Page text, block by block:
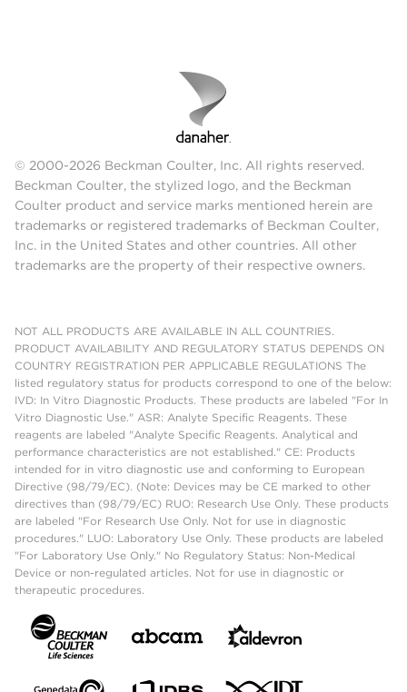
© 2000-2026 Beckman Coulter, Inc. All rights reserved.
Beckman Coulter, the stylized logo, and the Beckman
Coulter product and service marks mentioned herein are
trademarks or registered trademarks of Beckman Coulter,
Inc. in the United States and other countries. All other
trademarks are the property of their respective owners.
NOT ALL PRODUCTS ARE AVAILABLE IN ALL COUNTRIES.
PRODUCT AVAILABILITY AND REGULATORY STATUS DEPENDS ON
COUNTRY REGISTRATION PER APPLICABLE REGULATIONS The
listed regulatory status for products correspond to one of the below:
IVD: In Vitro Diagnostic Products. These products are labeled "For In
Vitro Diagnostic Use." ASR: Analyte Specific Reagents. These
reagents are labeled "Analyte Specific Reagents. Analytical and
performance characteristics are not established." CE: Products
intended for in vitro diagnostic use and conforming to European
Directive (98/79/EC). (Note: Devices may be CE marked to other
directives than (98/79/EC) RUO: Research Use Only. These products
are labeled "For Research Use Only. Not for use in diagnostic
procedures." LUO: Laboratory Use Only. These products are labeled
"For Laboratory Use Only." No Regulatory Status: Non-Medical
Device or non-regulated articles. Not for use in diagnostic or
therapeutic procedures.